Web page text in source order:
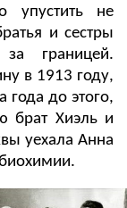
упустить не
и сестры
границей.
в 1913 году,
года до этого,
брат Хиэль и
уехала Анна